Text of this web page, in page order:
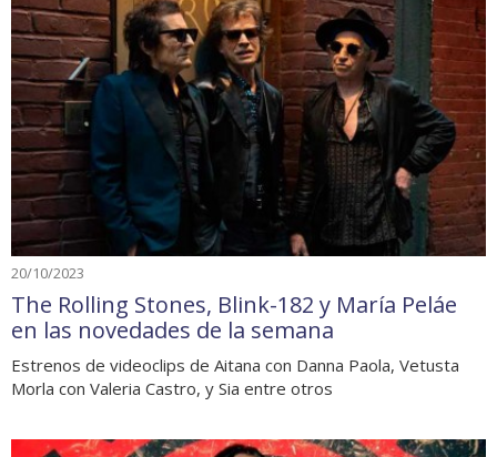
20/10/2023
The Rolling Stones, Blink-182 y María Peláe
en las novedades de la semana
Estrenos de videoclips de Aitana con Danna Paola, Vetusta
Morla con Valeria Castro, y Sia entre otros